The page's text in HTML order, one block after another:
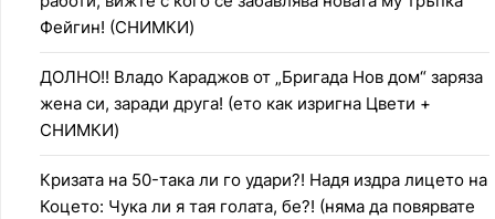
Фейгин! (СНИМКИ)
ДОЛНО!! Владо Караджов от „Бригада Нов дом“ заряза
жена си, заради друга! (ето как изригна Цвети +
СНИМКИ)
Кризата на 50-така ли го удари?! Надя издра лицето на
Коцето: Чука ли я тая голата, бе?! (няма да повярвате